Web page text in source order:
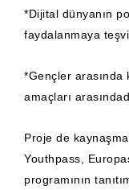
*Dijital dünyanın
faydalanmaya
*Gençler arasında
amaçları
Proje de
Youthpass,
programının